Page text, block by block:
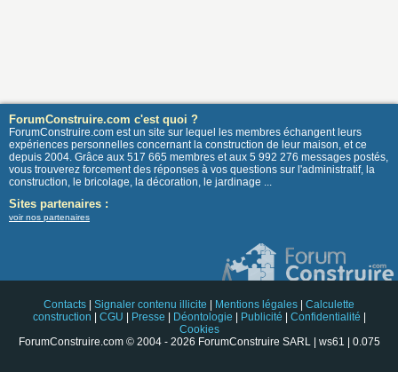
ForumConstruire.com c'est quoi ?
ForumConstruire.com est un site sur lequel les membres échangent leurs
expériences personnelles concernant la construction de leur maison, et ce
depuis 2004. Grâce aux 517 665 membres et aux 5 992 276 messages postés,
vous trouverez forcement des réponses à vos questions sur l'administratif, la
construction, le bricolage, la décoration, le jardinage ...
Sites partenaires :
voir nos partenaires
Contacts Signaler contenu illicite Mentions légales
Calculette
construction
CGU Presse Déontologie Publicité Confidentialité
Cookies
ForumConstruire.com © 2004 - 2026 ForumConstruire SARL | ws61 | 0.075